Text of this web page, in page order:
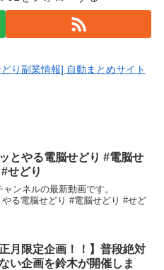
り副業情報] 自動まとめサイト
とやる電脳せどり #電脳せ
せどり
ンネルの最新動画です。
る電脳せどり #電脳せどり #せど
正月限定企画！！】普段絶対
い企画を鈴木が開催しま